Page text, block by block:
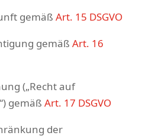
gemäß Art. 15 DSGVO
gemäß Art. 16
(„Recht auf
gemäß Art. 17 DSGVO
der